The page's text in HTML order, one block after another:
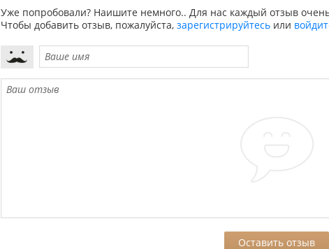
Уже попробовали? Наишите немного.. Для нас каждый отзыв
Чтобы добавить отзыв, пожалуйста, зарегистрируйтесьили